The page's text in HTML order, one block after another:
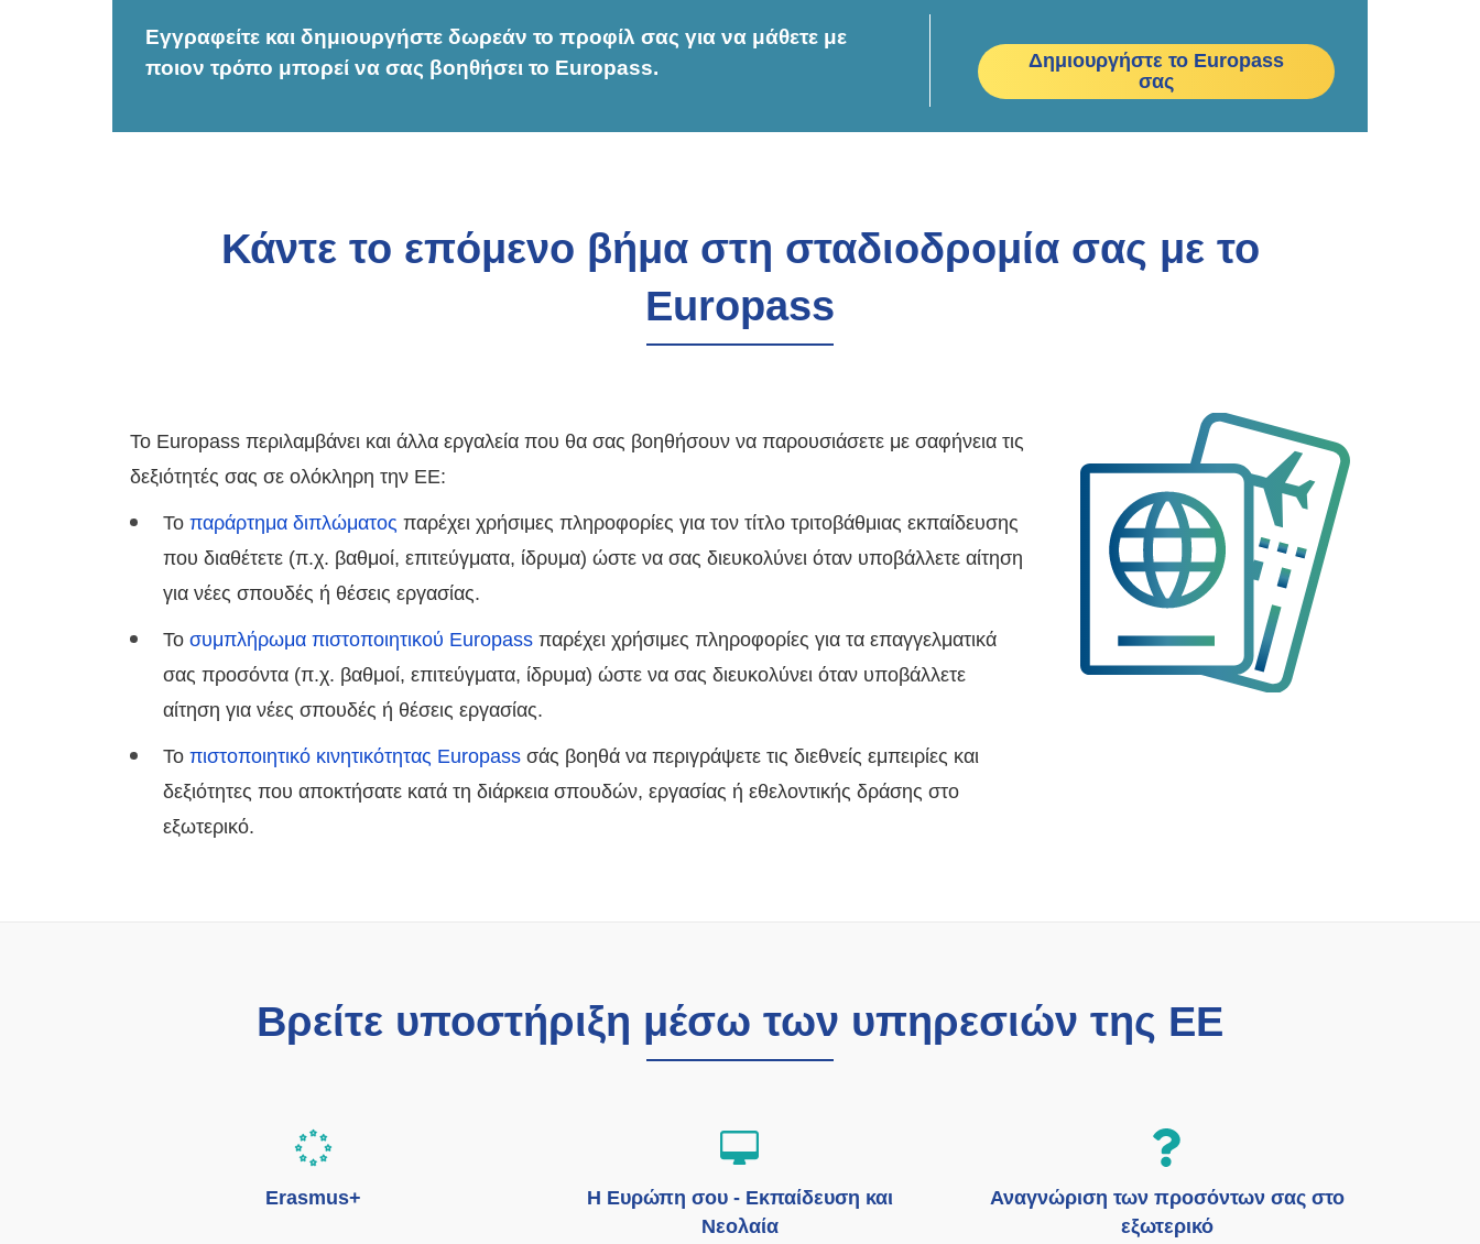
Εγγραφείτε και δημιουργήστε δωρεάν το προφίλ σας για να μάθετε με
ποιον τρόπο μπορεί να σας βοηθήσει το Europass.
Δημιουργήστε το Europass
σας
Κάντε το επόμενο βήμα στη σταδιοδρομία σας με το
Europass
Το Europass περιλαμβάνει και άλλα εργαλεία που θα σας βοηθήσουν να παρουσιάσετε με σαφήνεια τις
δεξιότητές σας σε ολόκληρη την ΕΕ:
Το παράρτημα διπλώματος παρέχει χρήσιμες πληροφορίες για τον τίτλο τριτοβάθμιας εκπαίδευσης
που διαθέτετε (π.χ. βαθμοί, επιτεύγματα, ίδρυμα) ώστε να σας διευκολύνει όταν υποβάλλετε αίτηση
για νέες σπουδές ή θέσεις εργασίας.
Το συμπλήρωμα πιστοποιητικού Europass παρέχει χρήσιμες πληροφορίες για τα επαγγελματικά
σας προσόντα (π.χ. βαθμοί, επιτεύγματα, ίδρυμα) ώστε να σας διευκολύνει όταν υποβάλλετε
αίτηση για νέες σπουδές ή θέσεις εργασίας.
Το πιστοποιητικό κινητικότητας Europass σάς βοηθά να περιγράψετε τις διεθνείς εμπειρίες και
δεξιότητες που αποκτήσατε κατά τη διάρκεια σπουδών, εργασίας ή εθελοντικής δράσης στο
εξωτερικό.
Βρείτε υποστήριξη μέσω των υπηρεσιών της ΕΕ
Erasmus+
Η Ευρώπη σου - Εκπαίδευση και
Νεολαία
Αναγνώριση των προσόντων σας στο
εξωτερικό